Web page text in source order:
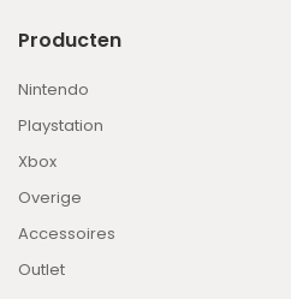
Producten
Nintendo
Playstation
Xbox
Overige
Accessoires
Outlet